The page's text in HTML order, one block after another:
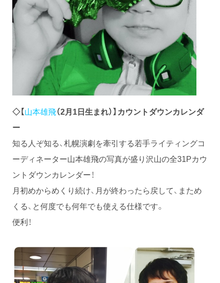
◇【山本雄飛（2月1日生まれ）】カウントダウンカレンダ
ー
知る人ぞ知る、札幌演劇を牽引する若手ライティングコ
ーディネーター山本雄飛の写真が盛り沢山の全31Pカウ
ントダウンカレンダー！
月初めからめくり続け、月が終わったら戻して、まため
くる、と何度でも何年でも使える仕様です。
便利！